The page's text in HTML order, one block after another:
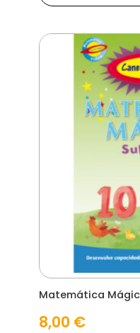
Matemática
8,00 €